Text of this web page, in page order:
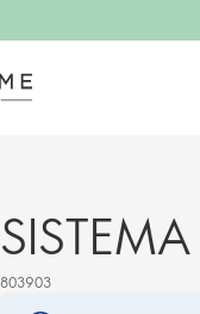
803903